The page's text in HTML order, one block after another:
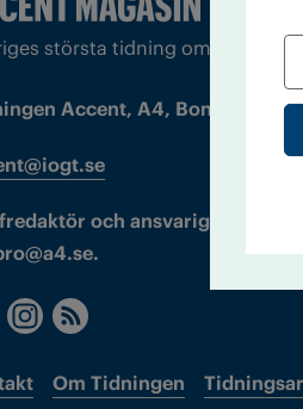
största tidning om droger
Accent, A4, Bondegatan
och ansvarig
Om Tidningen